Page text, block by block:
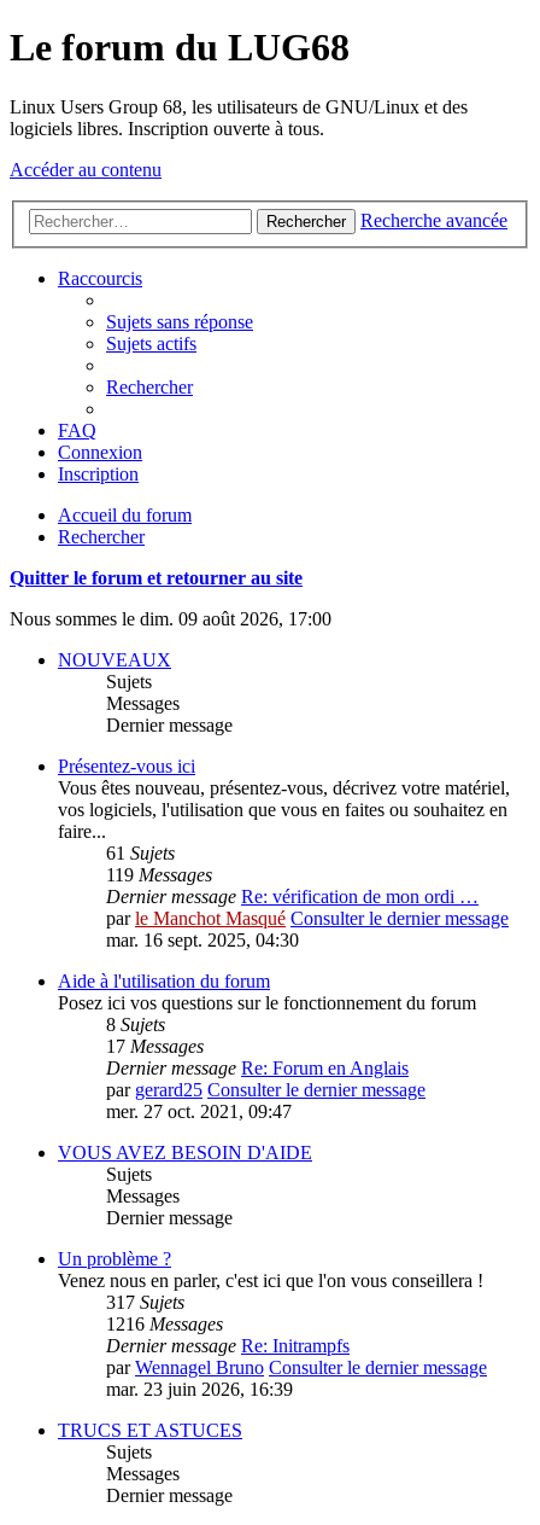
Le forum du LUG68
Linux Users Group 68, les utilisateurs de GNU/Linux et des
logiciels libres. Inscription ouverte à tous.
Accéder au contenu
Rechercher Recherche avancée
Raccourcis
Sujets sans réponse
Sujets actifs
Rechercher
FAQ
Connexion
Inscription
Accueil du forum
Rechercher
Quitter le forum et retourner au site
Nous sommes le dim. 09 août 2026, 17:00
NOUVEAUX
Sujets
Messages
Dernier message
Présentez-vous ici
Vous êtes nouveau, présentez-vous, décrivez votre matériel,
vos logiciels, l'utilisation que vous en faites ou souhaitez en
faire...
61 Sujets
119 Messages
Dernier message Re: vérification de mon ordi …
parle Manchot Masqué Consulter le dernier message
mar. 16 sept. 2025, 04:30
Aide à l'utilisation du forum
Posez ici vos questions sur le fonctionnement du forum
8 Sujets
17 Messages
Dernier message Re: Forum en Anglais
par gerard25 Consulter le dernier message
mer. 27 oct. 2021, 09:47
VOUS AVEZ BESOIN D'AIDE
Sujets
Messages
Dernier message
Un problème ?
Venez nous en parler, c'est ici que l'on vous conseillera !
317 Sujets
1216 Messages
Dernier message Re: Initrampfs
parWennagel Bruno Consulter le dernier message
mar. 23 juin 2026, 16:39
TRUCS ET ASTUCES
Sujets
Messages
Dernier message